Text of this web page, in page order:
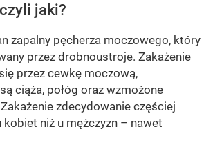
jaki?
zapalny pęcherza moczowego, który
przez drobnoustroje. Zakażenie
przez cewkę moczową,
ciąża, połóg oraz wzmożone
zdecydowanie częściej
niż u mężczyzn – nawet